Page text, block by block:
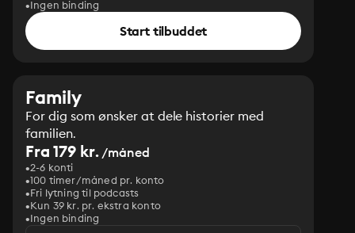
Ingen binding
Start tilbuddet
Family
For dig som ønsker at dele historier med
familien.
Fra 179 kr./måned
2-6 konti
100 timer/måned pr. konto
Fri lytning til podcasts
Kun 39 kr. pr. ekstra konto
Ingen binding